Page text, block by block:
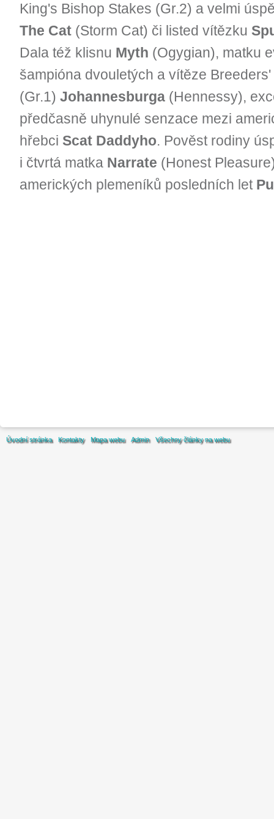
King's Bishop Stakes (Gr.2) a velmi
The Cat (Storm Cat) či listed vítězku
Dala též klisnu Myth (Ogygian), matku
šampióna dvouletých a vítěze
(Gr.1) Johannesburga (Hennessy),
předčasně uhynulé senzace mezi
hřebci Scat Daddyho. Pověst rodiny
i čtvrtá matka Narrate (Honest
amerických plemeníků posledních let
Úvodní stránka Kontakty Mapa webu Admin Všechny články na webu